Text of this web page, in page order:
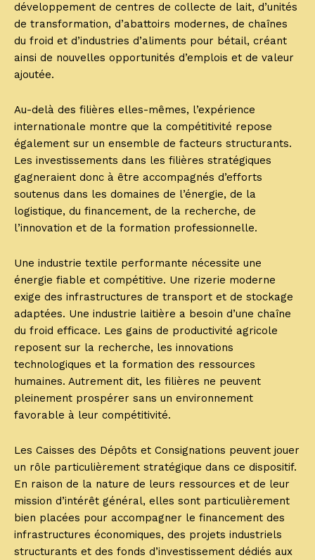
développement de centres de collecte de lait, d’unités
de transformation, d’abattoirs modernes, de chaînes
du froid et d’industries d’aliments pour bétail, créant
ainsi de nouvelles opportunités d’emplois et de valeur
ajoutée.
Au-delà des filières elles-mêmes, l’expérience
internationale montre que la compétitivité repose
également sur un ensemble de facteurs structurants.
Les investissements dans les filières stratégiques
gagneraient donc à être accompagnés d’efforts
soutenus dans les domaines de l’énergie, de la
logistique, du financement, de la recherche, de
l’innovation et de la formation professionnelle.
Une industrie textile performante nécessite une
énergie fiable et compétitive. Une rizerie moderne
exige des infrastructures de transport et de stockage
adaptées. Une industrie laitière a besoin d’une chaîne
du froid efficace. Les gains de productivité agricole
reposent sur la recherche, les innovations
technologiques et la formation des ressources
humaines. Autrement dit, les filières ne peuvent
pleinement prospérer sans un environnement
favorable à leur compétitivité.
Les Caisses des Dépôts et Consignations peuvent jouer
un rôle particulièrement stratégique dans ce dispositif.
En raison de la nature de leurs ressources et de leur
mission d’intérêt général, elles sont particulièrement
bien placées pour accompagner le financement des
infrastructures économiques, des projets industriels
structurants et des fonds d’investissement dédiés aux